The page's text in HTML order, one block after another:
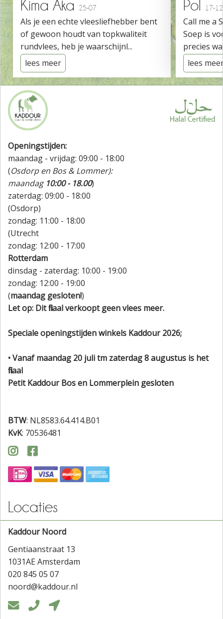
Kima Aka 25-07
Als je een echte vleesliefhebber bent
of gewoon houdt van topkwaliteit
rundvlees, heb je waarschijnl...
lees meer
Pol 17-12
Call me a
Soep is
precies
lees
Openingstijden:
maandag - vrijdag: 09:00 - 18:00
(Osdorp en Bos & Lommer):
maandag 10:00 - 18.00)
zaterdag: 09:00 - 18:00
(Osdorp)
zondag: 11:00 - 18:00
(Utrecht
zondag: 12:00 - 17:00
Rotterdam
dinsdag - zaterdag: 10:00 - 19:00
zondag: 12:00 - 19:00
(maandag gesloten!)
Let op: Dit filiaal verkoopt geen vlees meer.
Speciale openingstijden winkels Kaddour 2026;
• Vanaf maandag 20 juli tm zaterdag 8 augustus is het
filiaal
Petit Kaddour Bos en Lommerplein gesloten
BTW: NL8583.64.414.B01
KvK: 70536481
 
Locaties
Kaddour Noord
Gentiaanstraat 13
1031AE Amsterdam
020 845 05 07
noord@kaddour.nl
  